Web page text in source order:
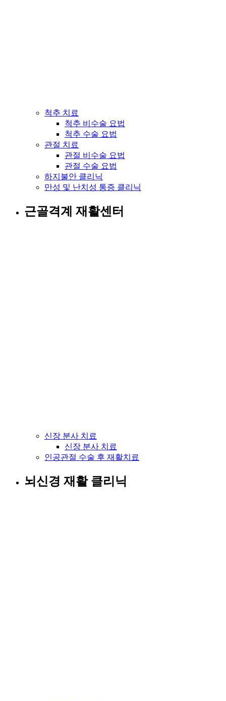
척추 치료
척추 비수술 요법
척추 수술 요법
관절 치료
관절 비수술 요법
관절 수술 요법
하지불안 클리닉
만성 및 난치성 통증 클리닉
근골격계 재활센터
신장 분사 치료
신장 분사 치료
인공관절 수술 후 재활치료
뇌신경 재활 클리닉